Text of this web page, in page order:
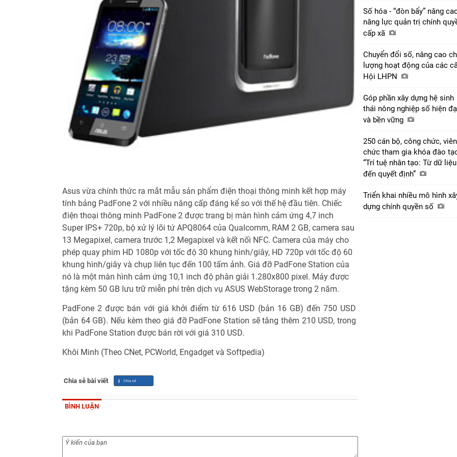
Asus vừa chính thức ra mắt mẫu sản phẩm điện thoại thông minh kết hợp máy
tính bảng PadFone 2 với nhiều nâng cấp đáng kể so với thế hệ đầu tiên. Chiếc
điện thoại thông minh PadFone 2 được trang bị màn hình cảm ứng 4,7 inch
Super IPS+ 720p, bộ xử lý lõi tứ APQ8064 của Qualcomm, RAM 2 GB, camera sau
13 Megapixel, camera trước 1,2 Megapixel và kết nối NFC. Camera của máy cho
phép quay phim HD 1080p với tốc độ 30 khung hình/giây, HD 720p với tốc độ 60
khung hình/giây và chụp liên tục đến 100 tấm ảnh. Giá đỡ PadFone Station của
nó là một màn hình cảm ứng 10,1 inch độ phân giải 1.280x800 pixel. Máy được
tặng kèm 50 GB lưu trữ miễn phí trên dịch vụ ASUS WebStorage trong 2 năm.
PadFone 2 được bán với giá khởi điểm từ 616 USD (bản 16 GB) đến 750 USD
(bản 64 GB). Nếu kèm theo giá đỡ PadFone Station sẽ tăng thêm 210 USD, trong
khi PadFone Station được bán rời với giá 310 USD.
Khôi Minh (Theo CNet, PCWorld, Engadget và Softpedia)
Chia sẻ bài viết
BÌNH LUẬN
Số hóa - “đòn bẩy” nâng
năng lực quản trị chính
cấp xã
Chuyển đổi số, nâng cao
lượng hoạt động của các
Hội LHPN
Góp phần xây dựng hệ sinh
thái nông nghiệp số hiện
và bền vững
250 cán bộ, công chức, viên
chức tham gia khóa đào
“Trí tuệ nhân tạo: Từ dữ liệu
đến quyết định”
Triển khai nhiều mô hình
dựng chính quyền số